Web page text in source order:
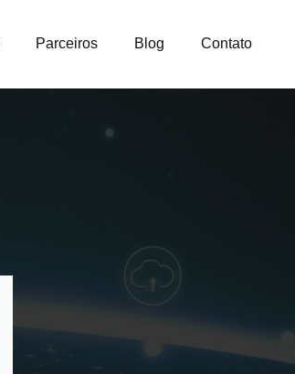
Parceiros Blog Contato
Como otimizar
custos na gestão